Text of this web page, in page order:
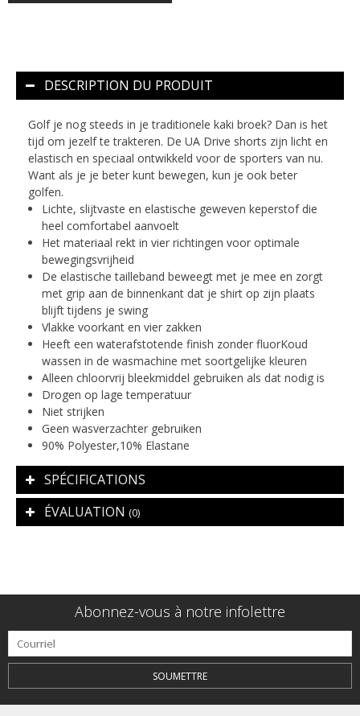
DESCRIPTION DU PRODUIT
Golf je nog steeds in je traditionele kaki broek? Dan is het
tijd om jezelf te trakteren. De UA Drive shorts zijn licht en
elastisch en speciaal ontwikkeld voor de sporters van nu.
Want als je je beter kunt bewegen, kun je ook beter
golfen.
Lichte, slijtvaste en elastische geweven keperstof die
heel comfortabel aanvoelt
Het materiaal rekt in vier richtingen voor optimale
bewegingsvrijheid
De elastische tailleband beweegt met je mee en zorgt
met grip aan de binnenkant dat je shirt op zijn plaats
blijft tijdens je swing
Vlakke voorkant en vier zakken
Heeft een waterafstotende finish zonder fluorKoud
wassen in de wasmachine met soortgelijke kleuren
Alleen chloorvrij bleekmiddel gebruiken als dat nodig is
Drogen op lage temperatuur
Niet strijken
Geen wasverzachter gebruiken
90% Polyester,10% Elastane
SPÉCIFICATIONS
ÉVALUATION (0)
Abonnez-vous à notre infolettre
SOUMETTRE